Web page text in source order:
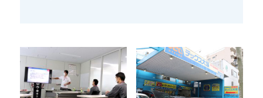
福祉車両メンテナンス
なるほどネット